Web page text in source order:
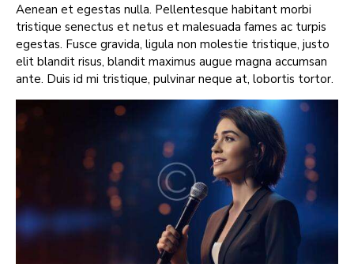
Aenean et egestas nulla. Pellentesque habitant morbi
tristique senectus et netus et malesuada fames ac turpis
egestas. Fusce gravida, ligula non molestie tristique, justo
elit blandit risus, blandit maximus augue magna accumsan
ante. Duis id mi tristique, pulvinar neque at, lobortis tortor.